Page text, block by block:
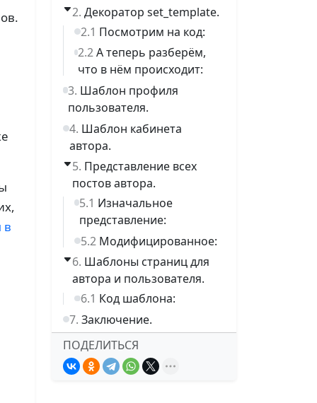
в
Декоратор set_template.
Посмотрим на код:
А теперь разберём,
что в нём происходит:
Шаблон профиля
пользователя.
Шаблон кабинета
автора.
Представление всех
постов автора.
Изначальное
представление:
Модифицированное:
Шаблоны страниц для
автора и пользователя.
Код шаблона:
Заключение.
ПОДЕЛИТЬСЯ